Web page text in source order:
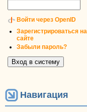
Войти через OpenID
Зарегистрироваться на
сайте
Забыли пароль?
Навигация